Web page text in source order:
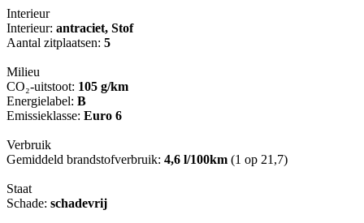
Interieur
Interieur: antraciet, Stof
Aantal zitplaatsen: 5
Milieu
CO₂-uitstoot: 105 g/km
Energielabel: B
Emissieklasse: Euro 6
Verbruik
Gemiddeld brandstofverbruik: 4,6 l/100km (1 op 21,7)
Staat
Schade: schadevrij